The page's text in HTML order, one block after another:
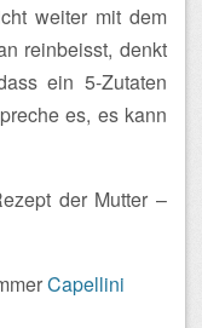
weiter mit dem
reinbeisst, denkt
ein 5-Zutaten
es, es kann
der Mutter –
Capellini